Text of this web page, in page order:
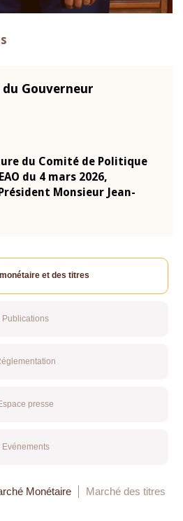
Gouverneur
du Comité de Politique
du 4 mars 2026,
Monsieur Jean-
et des titres
Publications
presse
Evénements
Monétaire Marché des titres